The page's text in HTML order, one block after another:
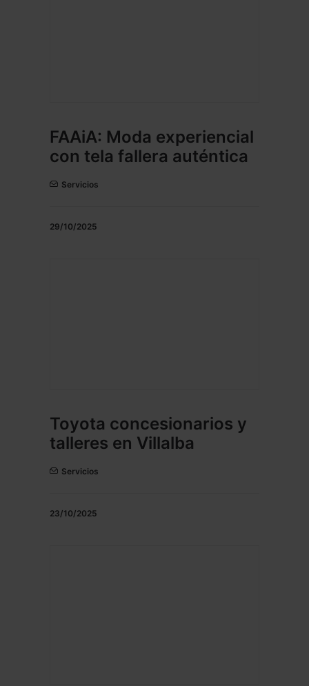
FAAiA: Moda experiencial
con tela fallera auténtica
Servicios
29/10/2025
Toyota concesionarios y
talleres en Villalba
Servicios
23/10/2025